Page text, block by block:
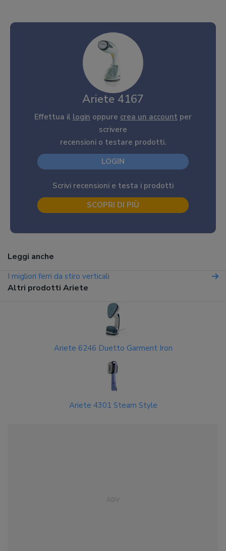
Ariete 4167
Effettua il login oppure crea un account per
scrivere
recensioni o testare prodotti.
LOGIN
Scrivi recensioni e testa i prodotti
SCOPRI DI PIÙ
Leggi anche
I migliori ferri da stiro verticali
Altri prodotti Ariete
Ariete 6246 Duetto Garment Iron
Ariete 4301 Steam Style